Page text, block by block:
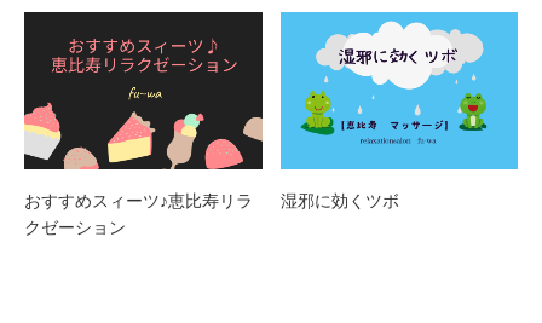
おすすめスィーツ♪恵比寿リラ
クゼーション
湿邪に効くツボ